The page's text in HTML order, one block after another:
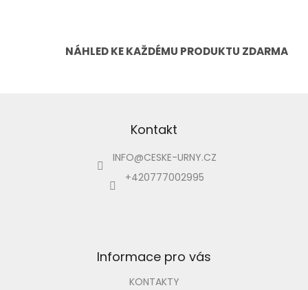
NÁHLED KE KAŽDÉMU PRODUKTU ZDARMA
Kontakt
INFO@CESKE-URNY.CZ
+420777002995
Informace pro vás
KONTAKTY